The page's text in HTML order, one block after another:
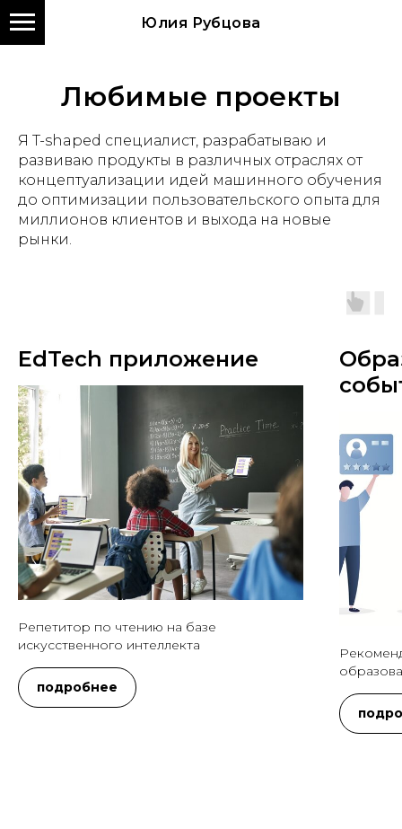
Юлия Рубцова
Любимые проекты
Я T-shaped специалист, разрабатываю и
развиваю продукты в различных отраслях от
концептуализации идей машинного обучения
до оптимизации пользовательского опыта для
миллионов клиентов и выхода на новые
рынки.
EdTech приложение
Репетитор по чтению на базе
искусственного интеллекта
подробнее